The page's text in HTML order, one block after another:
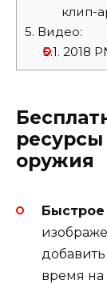
клип-
5. Видео:
5.1. 2018
оружия
Быстрое
время на